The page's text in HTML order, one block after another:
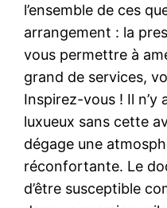
l’ensemble de ces
arrangement : la
vous permettre à
grand de services,
Inspirez-vous ! Il n’y
luxueux sans cette
dégage une
réconfortante. Le
d’être susceptible